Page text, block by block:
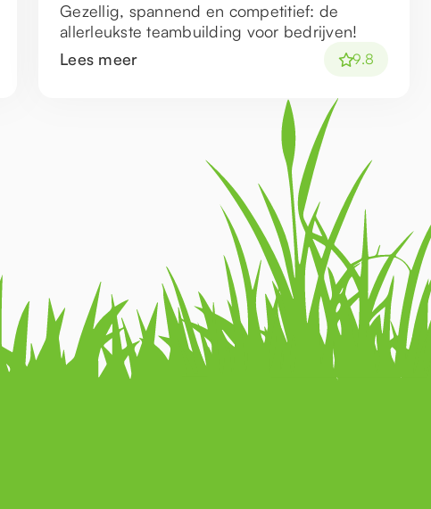
Gezellig, spannend en competitief: de
allerleukste teambuilding voor bedrijven!
Lees meer
9.8